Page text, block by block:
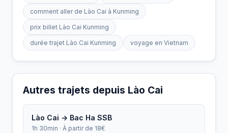
comment aller de Lào Cai à Kunming
prix billet Lào Cai Kunming
durée trajet Lào Cai Kunming voyage en Vietnam
Autres trajets depuis Lào Cai
Lào Cai → Bac Ha SSB
1h 30min · À partir de 18€